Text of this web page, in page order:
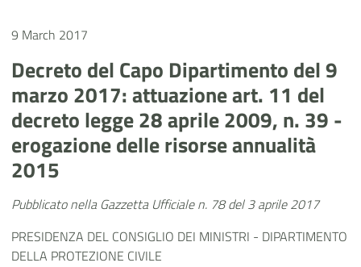
9 March 2017
Decreto del Capo Dipartimento del 9
marzo 2017: attuazione art. 11 del
decreto legge 28 aprile 2009, n. 39 -
erogazione delle risorse annualità
2015
Pubblicato nella Gazzetta Ufficiale n. 78 del 3 aprile 2017
PRESIDENZA DEL CONSIGLIO DEI MINISTRI - DIPARTIMENTO
DELLA PROTEZIONE CIVILE